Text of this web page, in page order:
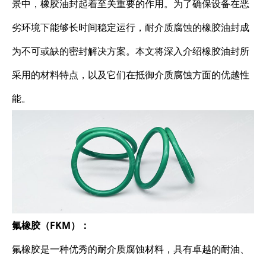
景中，橡胶油封起着至关重要的作用。为了确保设备在恶
劣环境下能够长时间稳定运行，耐介质腐蚀的橡胶油封成
为不可或缺的密封解决方案。本文将深入介绍橡胶油封所
采用的材料特点，以及它们在抵御介质腐蚀方面的优越性
能。
氟橡胶（FKM）：
氟橡胶是一种优秀的耐介质腐蚀材料，具有卓越的耐油、